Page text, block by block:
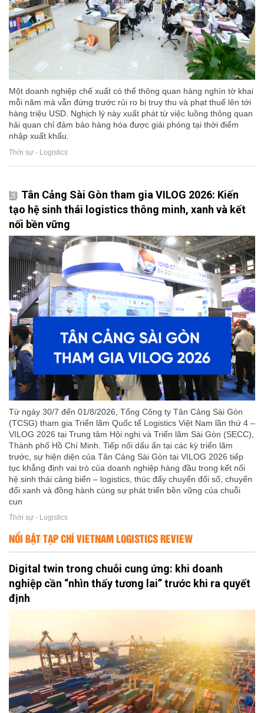
Một doanh nghiệp chế xuất có thể thông quan hàng nghìn tờ khai
mỗi năm mà vẫn đứng trước rủi ro bị truy thu và phạt thuế lên tới
hàng triệu USD. Nghịch lý này xuất phát từ việc luồng thông quan
hải quan chỉ đảm bảo hàng hóa được giải phóng tại thời điểm
nhập xuất khẩu.
Thời sự - Logistics
Tân Cảng Sài Gòn tham gia VILOG 2026: Kiến
tạo hệ sinh thái logistics thông minh, xanh và kết
nối bền vững
Từ ngày 30/7 đến 01/8/2026, Tổng Công ty Tân Cảng Sài Gòn
(TCSG) tham gia Triển lãm Quốc tế Logistics Việt Nam lần thứ 4 –
VILOG 2026 tại Trung tâm Hội nghị và Triển lãm Sài Gòn (SECC),
Thành phố Hồ Chí Minh. Tiếp nối dấu ấn tại các kỳ triển lãm
trước, sự hiện diện của Tân Cảng Sài Gòn tại VILOG 2026 tiếp
tục khẳng định vai trò của doanh nghiệp hàng đầu trong kết nối
hệ sinh thái cảng biển – logistics, thúc đẩy chuyển đổi số, chuyển
đổi xanh và đồng hành cùng sự phát triển bền vững của chuỗi
cun
Thời sự - Logistics
NỔI BẬT TẠP CHÍ VIETNAM LOGISTICS REVIEW
Digital twin trong chuỗi cung ứng: khi doanh
nghiệp cần “nhìn thấy tương lai” trước khi ra quyết
định